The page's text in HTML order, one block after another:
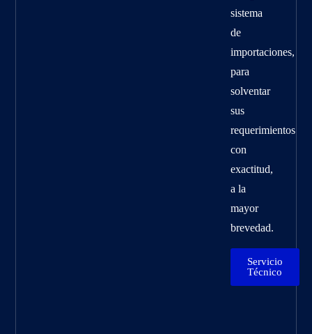
sistema
de
importaciones,
para
solventar
sus
requerimientos
con
exactitud,
a la
mayor
brevedad.
Servicio
Técnico